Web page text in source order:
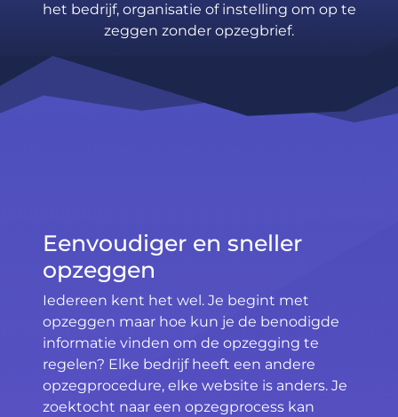
het bedrijf, organisatie of instelling om op te
zeggen zonder opzegbrief.
Eenvoudiger en sneller
opzeggen
Iedereen kent het wel. Je begint met
opzeggen maar hoe kun je de benodigde
informatie vinden om de opzegging te
regelen? Elke bedrijf heeft een andere
opzegprocedure, elke website is anders. Je
zoektocht naar een opzegprocess kan